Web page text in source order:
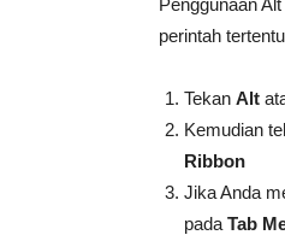
Penggunaan
perintah
Tekan Alt
Kemudian
Ribbon
Jika Anda
pada Tab